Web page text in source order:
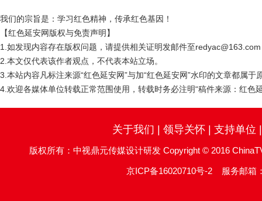
我们的宗旨是：学习红色精神，传承红色基因！
【红色延安网版权与免责声明】
1.如发现内容存在版权问题，请提供相关证明发邮件至
2.本文仅代表该作者观点，不代表本站立场。
3.本站内容凡标注来源“红色延安网”与加“红色延安网”水印的文章都属
4.欢迎各媒体单位转载正常范围使用，转载时务必注明“稿件来源：红色
关于我们 领导关怀| 支持单位
版权所有：中视鼎元传媒设计研发 Copyright © 2016
京ICP备16020710号-2 服务邮箱